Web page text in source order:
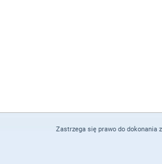
Zastrzega się prawo do dokonania